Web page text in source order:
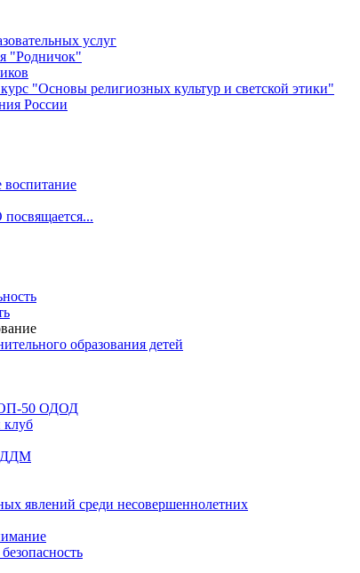
услуг
"Родничок"
"Основы религиозных культур и светской этики"
России
воспитание
образования детей
50 ОДОД
явлений среди несовершеннолетних